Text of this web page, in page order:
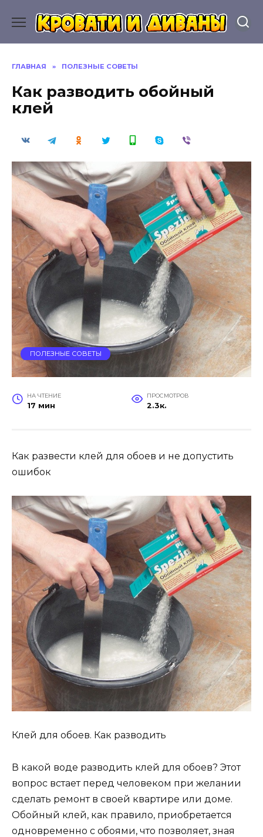
содержанию
ГЛАВНАЯ » ПОЛЕЗНЫЕ СОВЕТЫ
Как разводить обойный
клей
ПОЛЕЗНЫЕ СОВЕТЫ
НА ЧТЕНИЕ
17 мин
ПРОСМОТРОВ
2.3к.
Как развести клей для обоев и не допустить
ошибок
Клей для обоев. Как разводить
В какой воде разводить клей для обоев? Этот
вопрос встает перед человеком при желании
сделать ремонт в своей квартире или доме.
Обойный клей, как правило, приобретается
одновременно с обоями, что позволяет, зная